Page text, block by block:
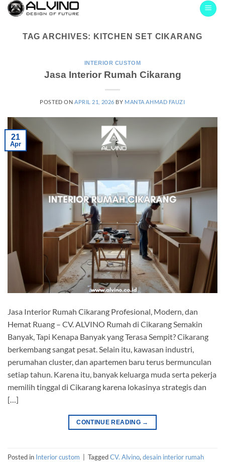
Skip
content
TAG ARCHIVES: KITCHEN SET CIKARANG
INTERIOR CUSTOM
Jasa Interior Rumah Cikarang
POSTED ON APRIL 21, 2026 BY MANTA AHMAD FAUZI
21
Apr
Jasa Interior Rumah Cikarang Profesional, Modern, dan
Hemat Ruang – CV. ALVINO Rumah di Cikarang Semakin
Banyak, Tapi Kenapa Banyak yang Terasa Sempit? Cikarang
berkembang sangat pesat. Selain itu, kawasan industri,
perumahan cluster, dan apartemen baru terus bermunculan
setiap tahun. Karena itu, banyak keluarga muda serta pekerja
memilih tinggal di Cikarang karena lokasinya strategis dan
[…]
CONTINUE READING →
Posted in Interior custom | TaggedCV. Alvino, desain interior rumah